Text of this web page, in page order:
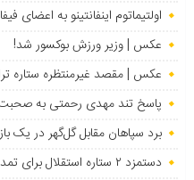
اولتیماتوم اینفانتینو به اعضای فیفا
عکس | وزیر ورزش بوکسور شد!
عکس | مقصد غیرمنتظره ستاره
پاسخ تند مهدی رحمتی به
برد سپاهان مقابل گل‌گهر در یک
دستمزد ۲ ستاره استقلال برای تمدید مشخص شد